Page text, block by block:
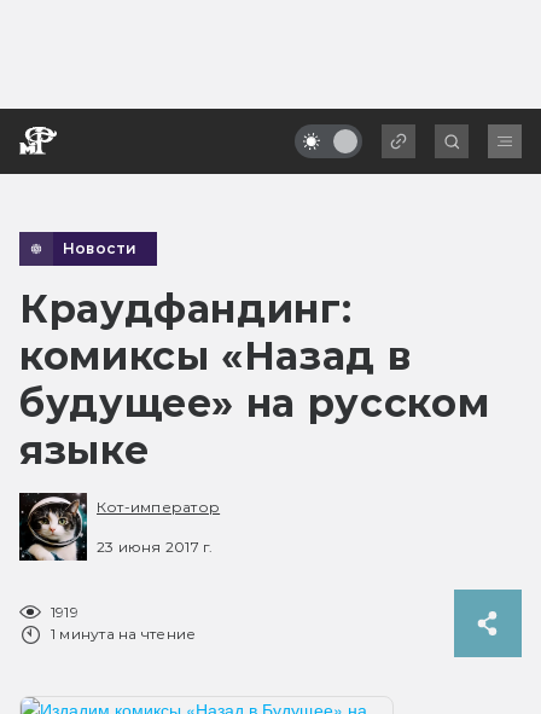
Новости
Краудфандинг:
комиксы «Назад в
будущее» на русском
языке
Кот-император
23 июня 2017 г.
1919
1 минута на чтение